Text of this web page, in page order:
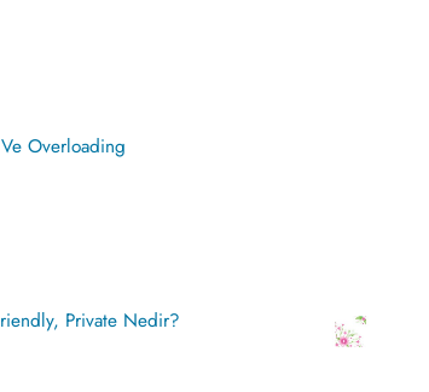
Ve Overloading
Private Nedir?